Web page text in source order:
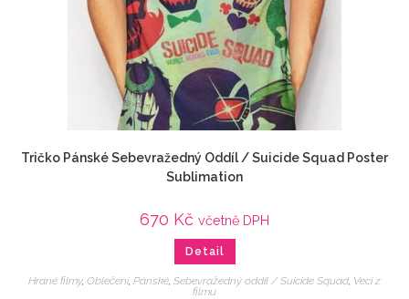
Tričko Pánské Sebevražedný Oddíl / Suicide Squad Poster
Sublimation
670 Kč včetně DPH
Detail
Hrané filmy, Oblečení, Pánské Sebevražedný oddíl / Suicide Squad Veci z
filmu